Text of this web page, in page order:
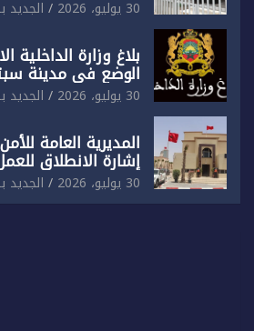
30 يوليو، 2026 الجديد
بلاغ وزارة الداخلية
الوضع في مدينة
الذاتي
30 يوليو، 2026 الجديد
المديرية العامة
إشارة الانطلاق
للدائرة الثالثة
30 يوليو، 2026 الجديد